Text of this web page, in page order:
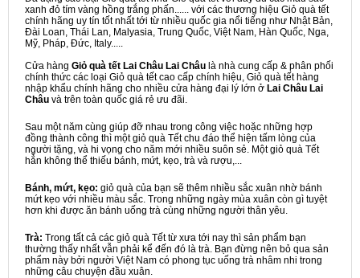
xanh đỏ tím vàng hồng trắng phấn...... với các thương hiệu Giỏ quà tết
chính hãng uy tín tốt nhất tới từ nhiều quốc gia nổi tiếng như Nhật Bản,
Đài Loan, Thái Lan, Malyasia, Trung Quốc, Việt Nam, Hàn Quốc, Nga,
Mỹ, Pháp, Đức, Italy.....
Cửa hàng Giỏ quà tết Lai Châu Lai Châu là nhà cung cấp & phân phối
chính thức các loại Giỏ quà tết cao cấp chính hiệu, Giỏ quà tết hàng
nhập khẩu chính hãng cho nhiều cửa hàng đại lý lớn ở Lai Châu Lai
Châu và trên toàn quốc giá rẻ ưu đãi.
Sau một năm cùng giúp đỡ nhau trong công việc hoặc những hợp
đồng thành công thì một giỏ quà Tết chu đáo thể hiện tấm lòng của
người tặng, và hi vọng cho năm mới nhiều suôn sẻ. Một giỏ quà Tết
hẳn không thể thiếu bánh, mứt, kẹo, trà và rượu,...
Bánh, mứt, kẹo: giỏ quà của bạn sẽ thêm nhiều sắc xuân nhờ bánh
mứt kẹo với nhiều màu sắc. Trong những ngày mùa xuân còn gì tuyệt
hơn khi được ăn bánh uống trà cùng những người thân yêu.
Trà: Trong tất cả các giỏ quà Tết từ xưa tới nay thì sản phẩm bạn
thường thấy nhất vẫn phải kể đến đó là trà. Bạn đừng nên bỏ qua sản
phẩm này bởi người Việt Nam có phong tục uống trà nhâm nhi trong
những câu chuyện đầu xuân.